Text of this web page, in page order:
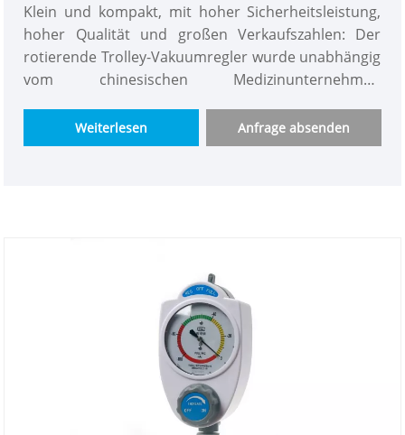
Klein und kompakt, mit hoher Sicherheitsleistung,
hoher Qualität und großen Verkaufszahlen: Der
rotierende Trolley-Vakuumregler wurde unabhängig
vom chinesischen Medizinunternehmen
Qualität und Standards bietet. Es handelt sich um
ein sicheres und zuverlässiges
Weiterlesen Anfrage absenden